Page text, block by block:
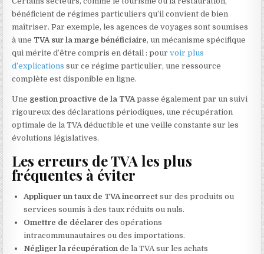
bénéficient de régimes particuliers qu’il convient de bien
maîtriser. Par exemple, les agences de voyages sont soumises
à une TVA sur la marge bénéficiaire, un mécanisme spécifique
qui mérite d’être compris en détail : pourvoir plus
d’explications sur ce régime particulier, une ressource
complète est disponible en ligne.
Une gestion proactive de la TVApasse également par un suivi
rigoureux des déclarations périodiques, une récupération
optimale de la TVA déductible et une veille constante sur les
évolutions législatives.
Les erreurs de TVA les plus
fréquentes à éviter
Appliquer un taux de TVA incorrect sur des produits ou
services soumis à des taux réduits ou nuls.
Omettre de déclarer des opérations
intracommunautaires ou des importations.
Négliger la récupération de la TVA sur les achats